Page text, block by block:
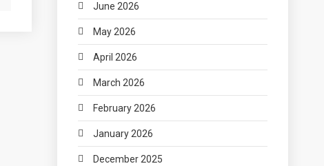
June 2026
May 2026
April 2026
March 2026
February 2026
January 2026
December 2025